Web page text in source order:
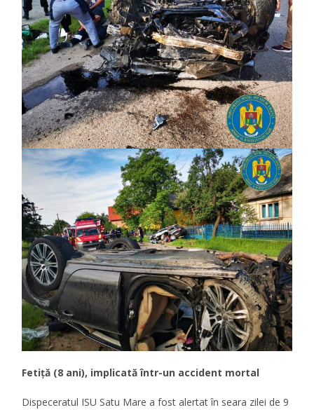
Fetiţă (8 ani), implicată într-un accident mortal
Dispeceratul ISU Satu Mare a fost alertat în seara zilei de 9